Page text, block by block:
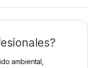
ambiental,